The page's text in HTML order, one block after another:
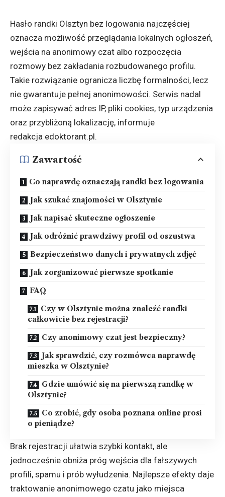
Hasło randki Olsztyn bez logowania najczęściej
oznacza możliwość przeglądania lokalnych ogłoszeń,
wejścia na anonimowy czat albo rozpoczęcia
rozmowy bez zakładania rozbudowanego profilu.
Takie rozwiązanie ogranicza liczbę formalności, lecz
nie gwarantuje pełnej anonimowości. Serwis nadal
może zapisywać adres IP, pliki cookies, typ urządzenia
oraz przybliżoną lokalizację, informuje
redakcja edoktorant.pl.
Zawartość
Co naprawdę oznaczają randki bez logowania
Jak szukać znajomości w Olsztynie
Jak napisać skuteczne ogłoszenie
Jak odróżnić prawdziwy profil od oszustwa
Bezpieczeństwo danych i prywatnych zdjęć
Jak zorganizować pierwsze spotkanie
FAQ
Czy w Olsztynie można znaleźć randki
całkowicie bez rejestracji?
Czy anonimowy czat jest bezpieczny?
Jak sprawdzić, czy rozmówca naprawdę
mieszka w Olsztynie?
Gdzie umówić się na pierwszą randkę w
Olsztynie?
Co zrobić, gdy osoba poznana online prosi
o pieniądze?
Brak rejestracji ułatwia szybki kontakt, ale
jednocześnie obniża próg wejścia dla fałszywych
profili, spamu i prób wyłudzenia. Najlepsze efekty daje
traktowanie anonimowego czatu jako miejsca